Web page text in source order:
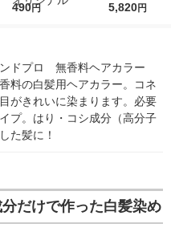
r（ロハコウォータ
490円
詰め替え メガ
5,820円
ドプロ　無香料ヘアカラー
料の白髪用ヘアカラー。コネ
がきれいに染まります。必要
プ。はり・コシ成分（高分子
た髪に！
だけで作った白髪染め